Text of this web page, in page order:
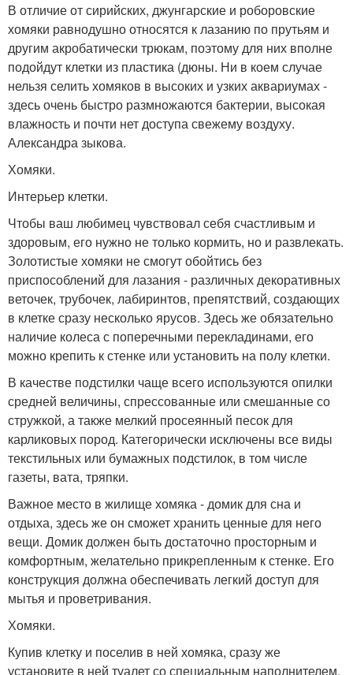
В отличие от сирийских, джунгарские и роборовские
хомяки равнодушно относятся к лазанию по прутьям и
другим акробатически трюкам, поэтому для них вполне
подойдут клетки из пластика (дюны. Ни в коем случае
нельзя селить хомяков в высоких и узких аквариумах -
здесь очень быстро размножаются бактерии, высокая
влажность и почти нет доступа свежему воздуху.
Александра зыкова.
Хомяки.
Интерьер клетки.
Чтобы ваш любимец чувствовал себя счастливым и
здоровым, его нужно не только кормить, но и развлекать.
Золотистые хомяки не смогут обойтись без
приспособлений для лазания - различных декоративных
веточек, трубочек, лабиринтов, препятствий, создающих
в клетке сразу несколько ярусов. Здесь же обязательно
наличие колеса с поперечными перекладинами, его
можно крепить к стенке или установить на полу клетки.
В качестве подстилки чаще всего используются опилки
средней величины, спрессованные или смешанные со
стружкой, а также мелкий просеянный песок для
карликовых пород. Категорически исключены все виды
текстильных или бумажных подстилок, в том числе
газеты, вата, тряпки.
Важное место в жилище хомяка - домик для сна и
отдыха, здесь же он сможет хранить ценные для него
вещи. Домик должен быть достаточно просторным и
комфортным, желательно прикрепленным к стенке. Его
конструкция должна обеспечивать легкий доступ для
мытья и проветривания.
Хомяки.
Купив клетку и поселив в ней хомяка, сразу же
установите в ней туалет со специальным наполнителем,